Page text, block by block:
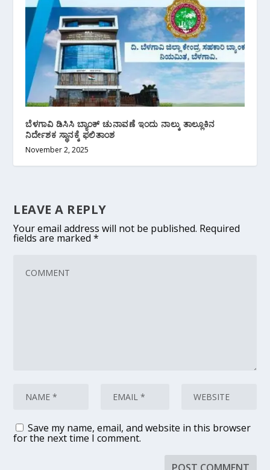
ಬೆಳಗಾವಿ ಡಿಸಿಸಿ ಬ್ಯಾಂಕ್ ಚುನಾವಣೆ ಇಂದು ನಾಲ್ಕು ತಾಲ್ಲೂಕಿನ
ನಿರ್ದೇಶಕ ಸ್ಥಾನಕ್ಕೆ ಫಲಿತಾಂಶ
November 2, 2025
LEAVE A REPLY
Your email address will not be published. Required
fields are marked*
Save my name, email, and website in this browser
for the next time I comment.